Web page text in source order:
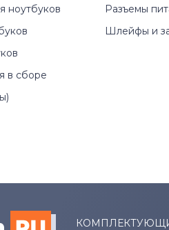
ноутбуков
в сборе
Разъемы
Шлейфы и